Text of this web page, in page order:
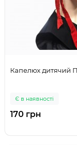
Капелюх дитячий
Є в наявності
170 грн